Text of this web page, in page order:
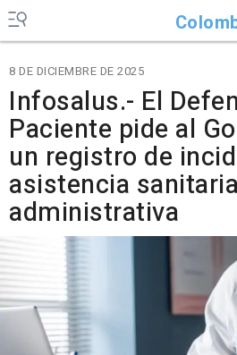
8 DE DICIEMBRE DE 2025
Infosalus.- El
Paciente pide al
un registro de
asistencia
administrativa